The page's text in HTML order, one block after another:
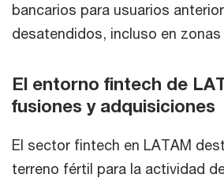
bancarios para usuarios
desatendidos, incluso en zonas
El entorno fintech de
fusiones y adquisiciones
El sector fintech en LATAM
terreno fértil para la actividad